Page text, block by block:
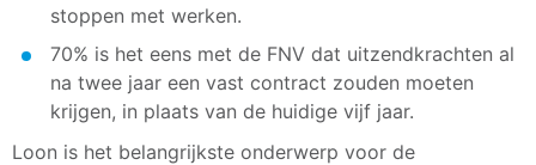
stoppen met werken.
70% is het eens met de FNV dat uitzendkrachten al
na twee jaar een vast contract zouden moeten
krijgen, in plaats van de huidige vijf jaar.
Loon is het belangrijkste onderwerp voor de